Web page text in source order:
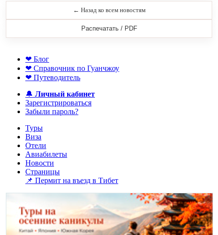
← Назад ко всем новостям
Распечатать / PDF
❤ Блог
❤ Справочник по Гуанчжоу
❤ Путеводитель
🔔 Личный кабинет
Зарегистрироваться
Забыли пароль?
Туры
Виза
Отели
Авиабилеты
Новости
Страницы
📌 Пермит на въезд в Тибет